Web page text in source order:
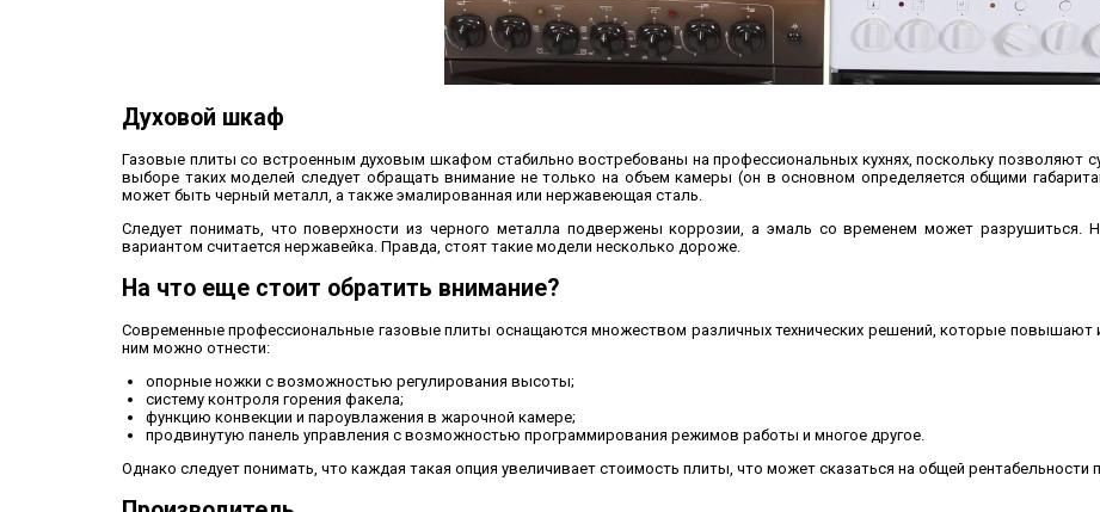
Духовой шкаф
Газовые плиты со встроенным духовым шкафом стабильно востребованы на профессиональных кухнях, поскольку позволяют
выборе таких моделей следует обращать внимание не только на объем камеры (он в основном определяется общими
может быть черный металл, а также эмалированная или нержавеющая сталь.
Следует понимать, что поверхности из черного металла подвержены коррозии, а эмаль со временем может разрушиться.
вариантом считается нержавейка. Правда, стоят такие модели несколько дороже.
На что еще стоит обратить внимание?
Современные профессиональные газовые плиты оснащаются множеством различных технических решений, которые повышают
ним можно отнести:
опорные ножки с возможностью регулирования высоты;
систему контроля горения факела;
функцию конвекции и пароувлажения в жарочной камере;
продвинутую панель управления с возможностью программирования режимов работы и многое другое.
Однако следует понимать, что каждая такая опция увеличивает стоимость плиты, что может сказаться на общей рентабельности